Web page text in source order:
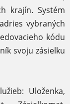
krajín. Systém
vybraných
kódu
svoju zásielku
Uloženka,